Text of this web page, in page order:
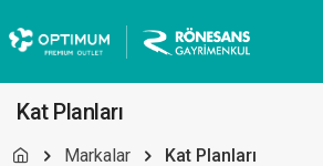
Kat Planları
Markalar Kat Planları